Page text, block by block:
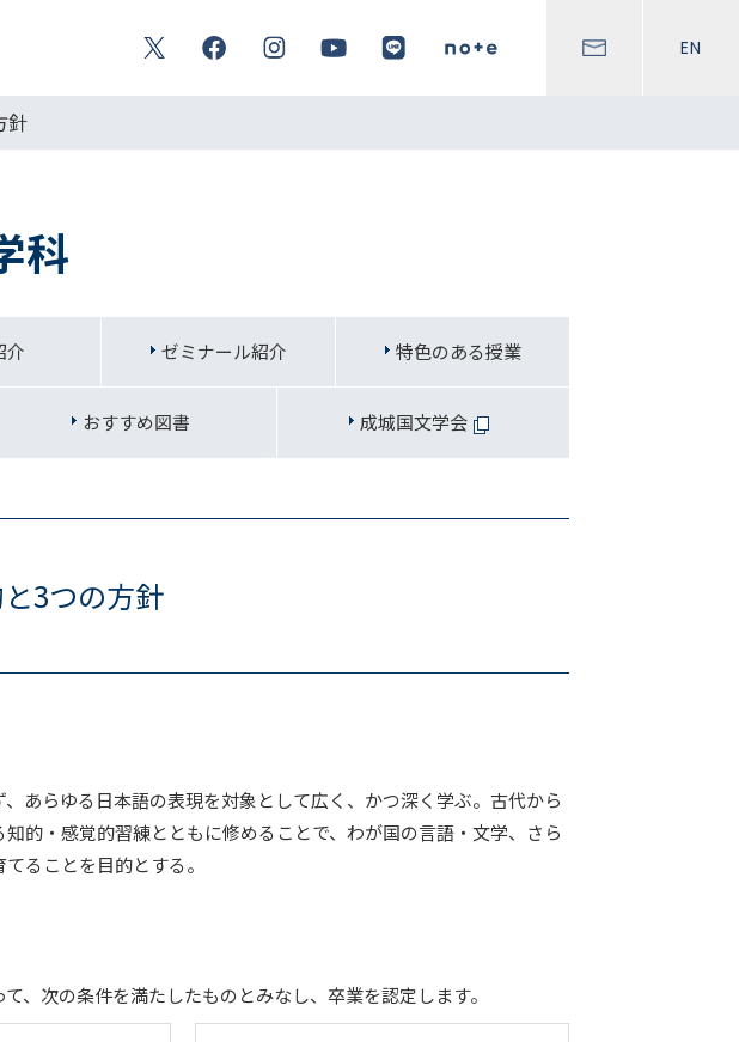
EN
針
科
介 ゼミナール紹介 特色のある授業
おすすめ図書 成城国文学会
3つの方針
あらゆる日本語の表現を対象として広く、かつ深く学ぶ。古代から
的・感覚的習練とともに修めることで、わが国の言語・文学、さら
ることを目的とする。
、次の条件を満たしたものとみなし、卒業を認定します。